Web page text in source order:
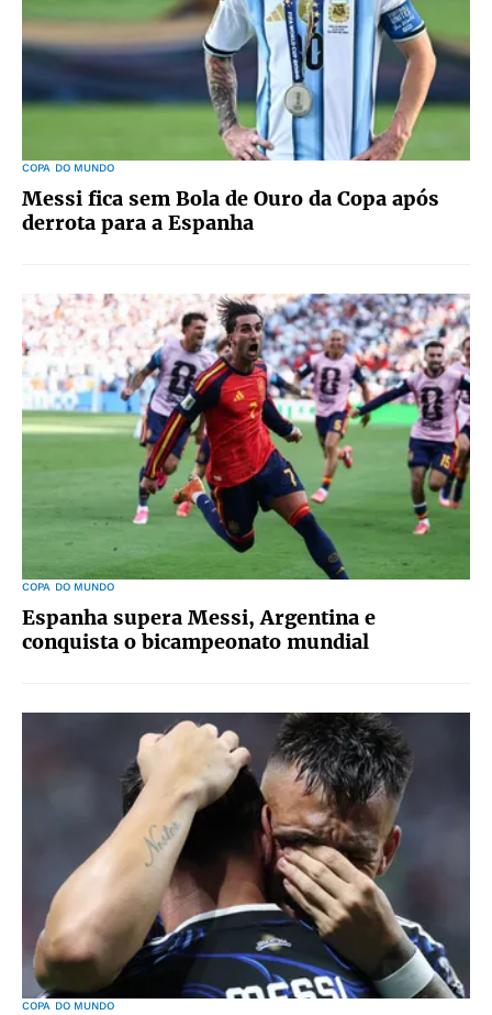
COPA DO MUNDO
Messi fica sem Bola de Ouro da Copa após
derrota para a Espanha
COPA DO MUNDO
Espanha supera Messi, Argentina e
conquista o bicampeonato mundial
COPA DO MUNDO